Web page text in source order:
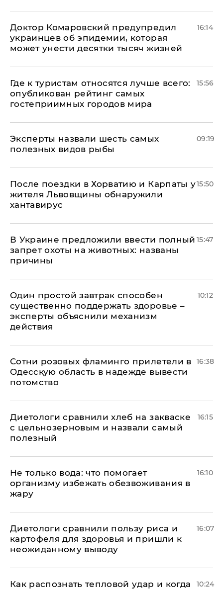
Доктор Комаровский предупредил
украинцев об эпидемии, которая
может унести десятки тысяч жизней
16:14
Где к туристам относятся лучше всего:
опубликован рейтинг самых
гостеприимных городов мира
15:56
Эксперты назвали шесть самых
полезных видов рыбы
09:19
После поездки в Хорватию и Карпаты у
жителя Львовщины обнаружили
хантавирус
15:50
В Украине предложили ввести полный
запрет охоты на животных: названы
причины
15:47
Один простой завтрак способен
существенно поддержать здоровье –
эксперты объяснили механизм
действия
10:12
Сотни розовых фламинго прилетели в
Одесскую область в надежде вывести
потомство
16:38
Диетологи сравнили хлеб на закваске
с цельнозерновым и назвали самый
полезный
16:15
Не только вода: что помогает
организму избежать обезвоживания в
жару
16:10
Диетологи сравнили пользу риса и
картофеля для здоровья и пришли к
неожиданному выводу
16:07
Как распознать тепловой удар и когда
10:24